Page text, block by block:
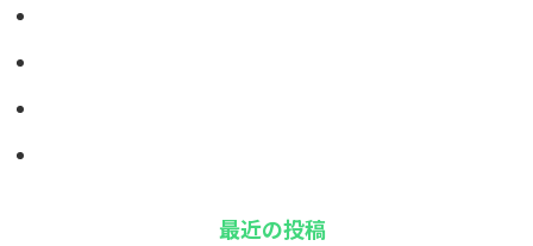
最近の投稿